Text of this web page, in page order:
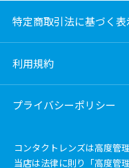
特定商取引法に基づく表
利用規約
プライバシーポリシー
コンタクトレンズは高度管
当店は法律に則り「高度管